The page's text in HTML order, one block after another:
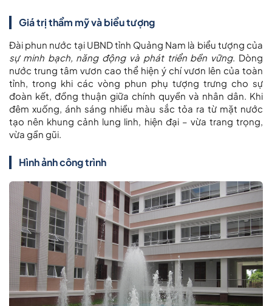
Giá trị thẩm mỹ và biểu tượng
Đài phun nước tại UBND tỉnh Quảng Nam là biểu tượng của
sự minh bạch, năng động và phát triển bền vững. Dòng
nước trung tâm vươn cao thể hiện ý chí vươn lên của toàn
tỉnh, trong khi các vòng phun phụ tượng trưng cho sự
đoàn kết, đồng thuận giữa chính quyền và nhân dân. Khi
đêm xuống, ánh sáng nhiều màu sắc tỏa ra từ mặt nước
tạo nên khung cảnh lung linh, hiện đại – vừa trang trọng,
vừa gần gũi.
Hình ảnh công trình